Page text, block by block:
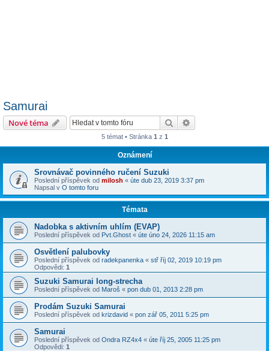
Samurai
Nové téma Hledat
5 témat • Stránka 1 z 1
Oznámení
Srovnávač povinného ručení Suzuki
Poslední příspěvek od milosh « úte dub 23, 2019 3:37 pm
Napsal v O tomto foru
Témata
Nadobka s aktivním uhlím (EVAP)
Poslední příspěvek od Pvt.Ghost « úte úno 24, 2026 11:15 am
Osvětlení palubovky
Poslední příspěvek od radekpanenka « stř říj 02, 2019 10:19 pm
Odpovědi: 1
Suzuki Samurai long-strecha
Poslední příspěvek od Maroš « pon dub 01, 2013 2:28 pm
Prodám Suzuki Samurai
Poslední příspěvek od krizdavid « pon zář 05, 2011 5:25 pm
Samurai
Poslední příspěvek od Ondra RZ4x4 « úte říj 25, 2005 11:25 pm
Odpovědi: 1